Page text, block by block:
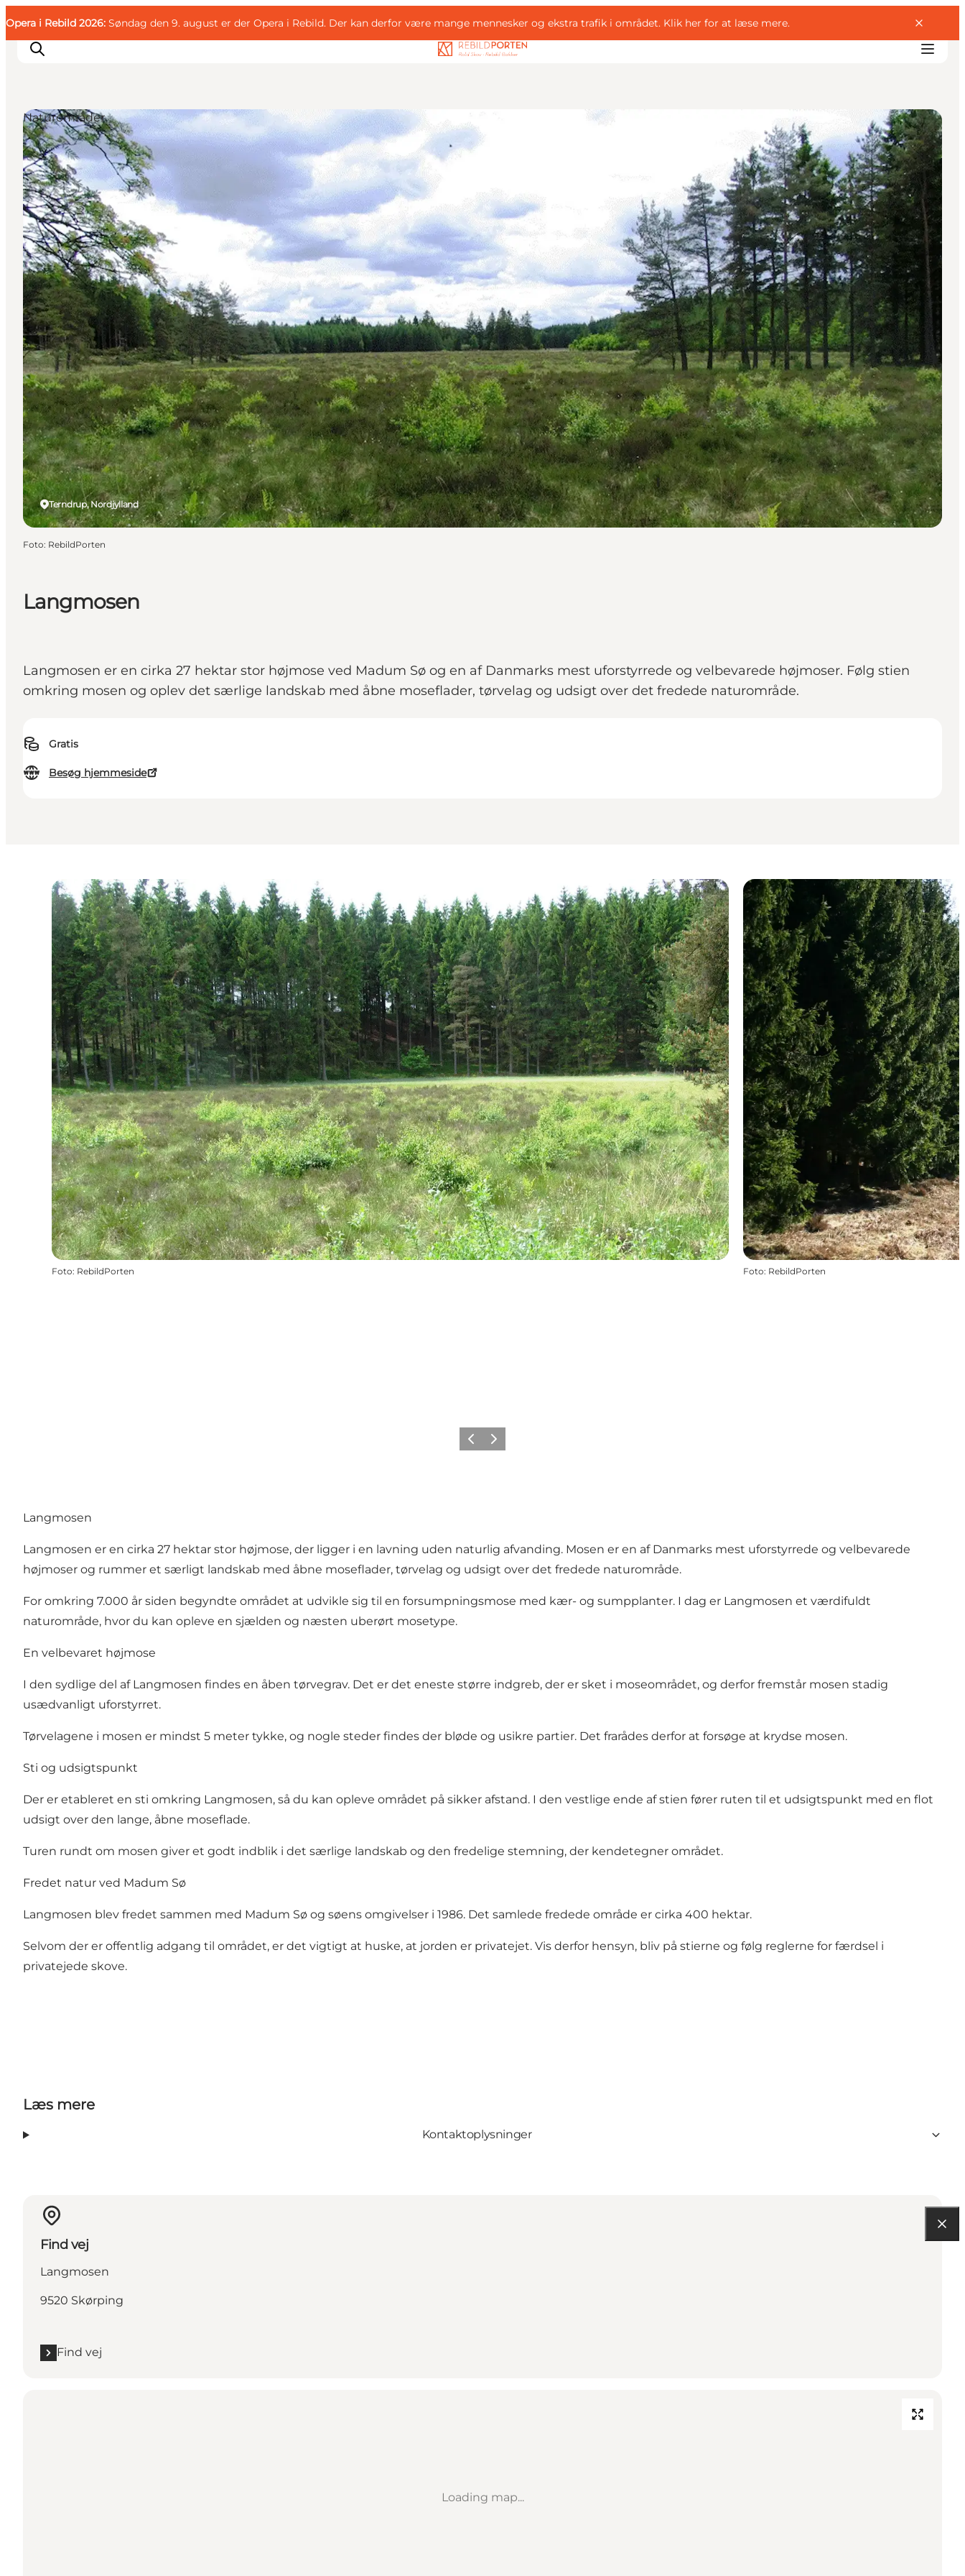
Opera i Rebild 2026: Søndag den 9. august er der Opera i Rebild. Der kan derfor være mange mennesker og ekstra trafik i området. Klik her for at læse mere.
Familien
Parret
Livsnyderen
Motionisten
DET SKER
KORT OG FOLDERE
PLANLÆG DIN TUR
GæstDeutsch
Langmosen
Langmosen er en cirka 27 hektar stor højmose ved Madum Sø og en af Danmarks mest uforstyrrede og velbevarede højmoser. Følg stien
omkring mosen og oplev det særlige landskab med åbne moseflader, tørvelag og udsigt over det fredede naturområde.
Gratis
Besøg hjemmeside
Terndrup, Nordjylland
Naturområder
Foto: RebildPorten
Foto: RebildPorten Foto: RebildPorten
Forrige billede
Næste billede
Langmosen
Langmosen er en cirka 27 hektar stor højmose, der ligger i en lavning uden naturlig afvanding. Mosen er en af Danmarks mest uforstyrrede og velbevarede
højmoser og rummer et særligt landskab med åbne moseflader, tørvelag og udsigt over det fredede naturområde.
For omkring 7.000 år siden begyndte området at udvikle sig til en forsumpningsmose med kær- og sumpplanter. I dag er Langmosen et værdifuldt
naturområde, hvor du kan opleve en sjælden og næsten uberørt mosetype.
En velbevaret højmose
I den sydlige del af Langmosen findes en åben tørvegrav. Det er det eneste større indgreb, der er sket i moseområdet, og derfor fremstår mosen stadig
usædvanligt uforstyrret.
Tørvelagene i mosen er mindst 5 meter tykke, og nogle steder findes der bløde og usikre partier. Det frarådes derfor at forsøge at krydse mosen.
Sti og udsigtspunkt
Der er etableret en sti omkring Langmosen, så du kan opleve området på sikker afstand. I den vestlige ende af stien fører ruten til et udsigtspunkt med en flot
udsigt over den lange, åbne moseflade.
Turen rundt om mosen giver et godt indblik i det særlige landskab og den fredelige stemning, der kendetegner området.
Fredet natur ved Madum Sø
Langmosen blev fredet sammen med Madum Sø og søens omgivelser i 1986. Det samlede fredede område er cirka 400 hektar.
Selvom der er offentlig adgang til området, er det vigtigt at huske, at jorden er privatejet. Vis derfor hensyn, bliv på stierne og følg reglerne for færdsel i
privatejede skove.
Læs mere
Kontaktoplysninger
Find vej
Langmosen
9520 Skørping
Find vej
Loading map...